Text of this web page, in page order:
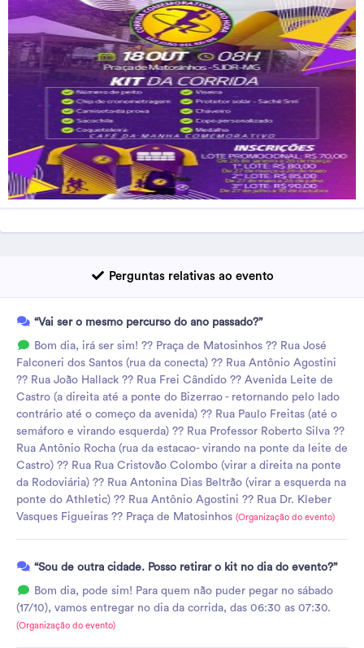
Perguntas relativas ao evento
“Vai ser o mesmo percurso do ano passado?”
Bom dia, irá ser sim! ?? Praça de Matosinhos ?? Rua José
Falconeri dos Santos (rua da conecta) ?? Rua Antônio Agostini
?? Rua João Hallack ?? Rua Frei Cândido ?? Avenida Leite de
Castro (a direita até a ponte do Bizerrao - retornando pelo lado
contrário até o começo da avenida) ?? Rua Paulo Freitas (até o
semáforo e virando esquerda) ?? Rua Professor Roberto Silva ??
Rua Antônio Rocha (rua da estacao- virando na ponte da leite de
Castro) ?? Rua Rua Cristovão Colombo (virar a direita na ponte
da Rodoviária) ?? Rua Antonina Dias Beltrão (virar a esquerda na
ponte do Athletic) ?? Rua Antônio Agostini ?? Rua Dr. Kleber
Vasques Figueiras ?? Praça de Matosinhos (Organização do evento)
“Sou de outra cidade. Posso retirar o kit no dia do evento?”
Bom dia, pode sim! Para quem não puder pegar no sábado
(17/10), vamos entregar no dia da corrida, das 06:30 as 07:30.
(Organização do evento)